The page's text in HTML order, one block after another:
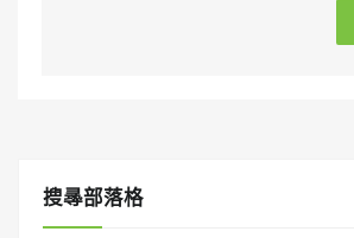
搜㝷部落格